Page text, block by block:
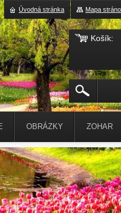
OBRÁZKY ZOHAR
Mapa
Úvodná stránka
Košík: